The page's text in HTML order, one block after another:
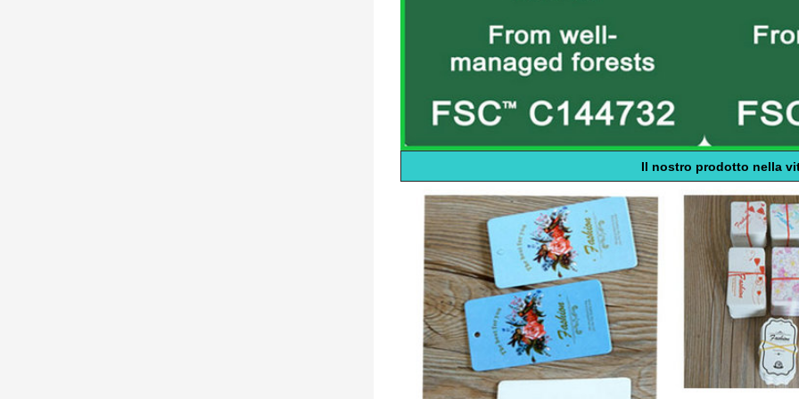
Il nostro prodotto nella